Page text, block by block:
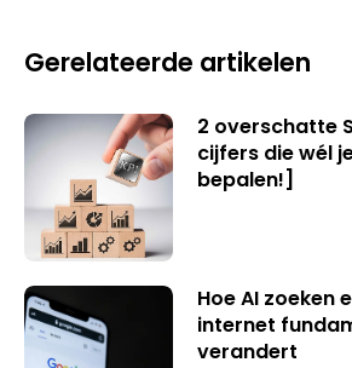
Gerelateerde artikelen
2 overschatte
cijfers die wél
bepalen!]
Hoe AI zoeken
internet
verandert